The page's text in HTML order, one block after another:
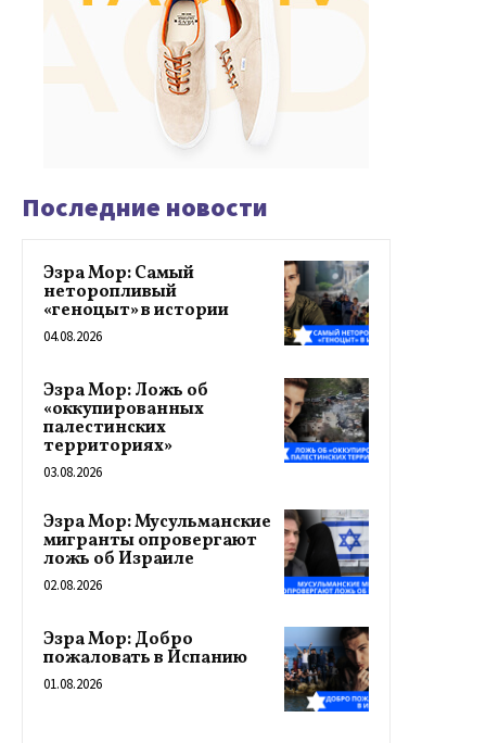
Последние новости
Эзра Мор: Самый
неторопливый
«геноцыт» в истории
04.08.2026
Эзра Мор: Ложь об
«оккупированных
палестинских
территориях»
03.08.2026
Эзра Мор: Мусульманские
мигранты опровергают
ложь об Израиле
02.08.2026
Эзра Мор: Добро
пожаловать в Испанию
01.08.2026